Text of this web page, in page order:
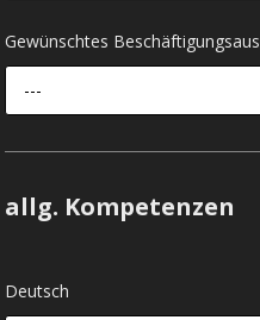
Gewünschtes
---
allg. Kompetenzen
Deutsch